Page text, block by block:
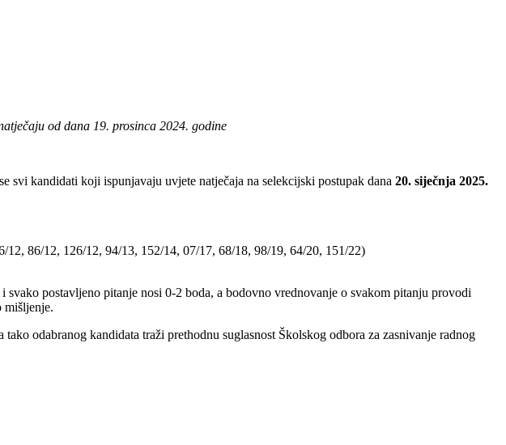
od dana 19. prosinca 2024. godine
kandidati koji ispunjavaju uvjete natječaja na selekcijski postupak dana 20. siječnja 2025.
86/12, 126/12, 94/13, 152/14, 07/17, 68/18, 98/19, 64/20, 151/22)
postavljeno pitanje nosi 0-2 boda, a bodovno vrednovanje o svakom pitanju provodi
mišljenje.
odabranog kandidata traži prethodnu suglasnost Školskog odbora za zasnivanje radnog